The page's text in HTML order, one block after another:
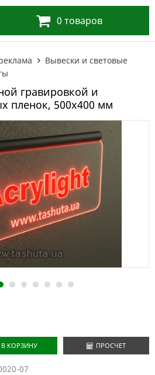
0 товаров
Вывески и световые
гравировкой и
пленок, 500х400 мм
2 3 4 5 6 7
В КОРЗИНУ ПРОСЧЕТ
07